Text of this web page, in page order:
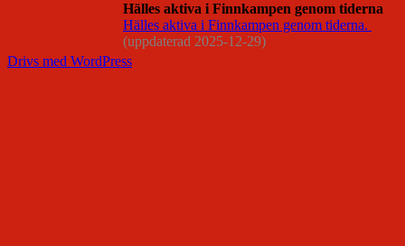
Hälles aktiva i Finnkampen genom tiderna
Hälles aktiva i Finnkampen genom tiderna.
(uppdaterad 2025-12-29)
Drivs med WordPress